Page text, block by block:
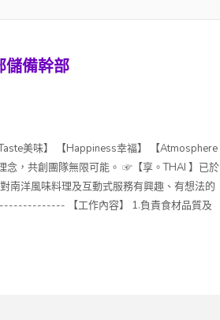
備幹部
美味】 【Happiness幸福】 【Atmosphere
念，共創團隊無限可能。 ☞【享。THAI 】已於
洋風味料理及互動式服務有興趣、有想法的
【工作內容】 1.負責食材品質及